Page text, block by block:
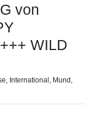
von
WILD
International, Mund,